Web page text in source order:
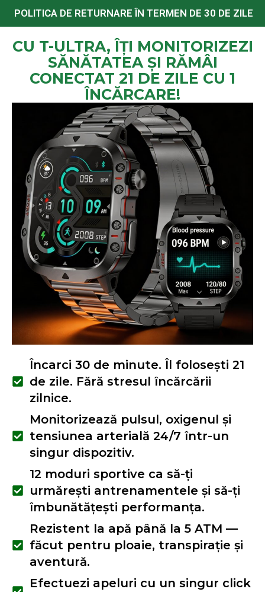
POLITICA DE RETURNARE ÎN TERMEN DE 30 DE ZILE
CU T-ULTRA, ÎȚI MONITORIZEZI
SĂNĂTATEA ȘI RĂMÂI
CONECTAT 21 DE ZILE CU 1
ÎNCĂRCARE!
Încarci 30 de minute. Îl folosești 21
de zile. Fără stresul încărcării
zilnice.
Monitorizează pulsul, oxigenul și
tensiunea arterială 24/7 într-un
singur dispozitiv.
12 moduri sportive ca să-ți
urmărești antrenamentele și să-ți
îmbunătățești performanța.
Rezistent la apă până la 5 ATM —
făcut pentru ploaie, transpirație și
aventură.
Efectuezi apeluri cu un singur click